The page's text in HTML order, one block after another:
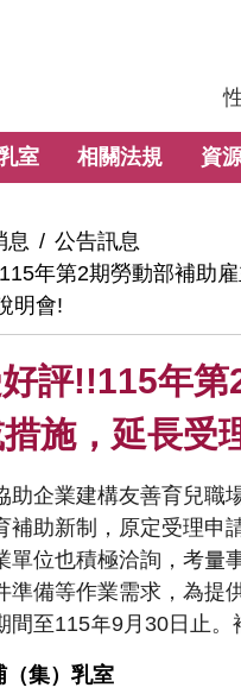
:::
室 相關法規 資
息
公告訊息
年第2期勞動部補助
明會!
評!!115年
施，延長受
助企業建構友善育兒職
補助新制，原定受理申
單位也積極洽詢，考量
準備等作業需求，為提
間至115年9月30日止。
（集）乳室